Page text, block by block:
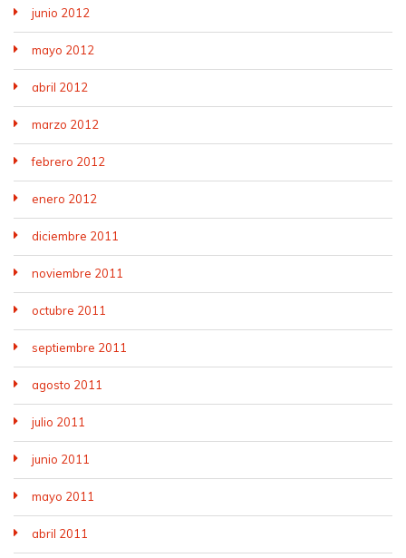
junio 2012
mayo 2012
abril 2012
marzo 2012
febrero 2012
enero 2012
diciembre 2011
noviembre 2011
octubre 2011
septiembre 2011
agosto 2011
julio 2011
junio 2011
mayo 2011
abril 2011